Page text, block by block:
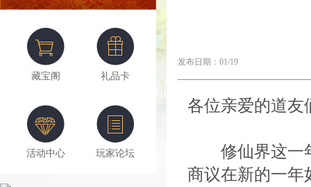
藏宝阁 礼品卡
活动中心 玩家论坛
发布日期：01/19
各位亲爱的道友
修仙界这一年
商议在新的一年